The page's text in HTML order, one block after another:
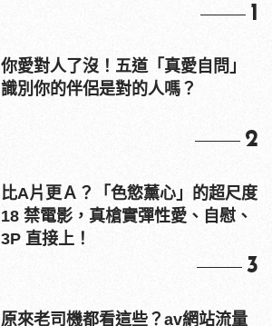
1
你愛對人了沒！五道「真愛自問」
識別你的伴侶是對的人嗎？
2
比A片更Ａ？「色慾薰心」的超尺度
18 禁電影，真槍實彈性愛、自慰、
3P 直接上！
3
原來老司機都看這些？av網站流量